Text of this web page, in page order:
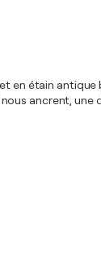
en étain
ancrent, une